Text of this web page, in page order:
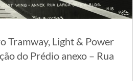
Tramway, Light & Power
do Prédio anexo – Rua